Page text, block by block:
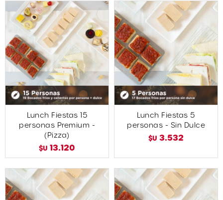
Lunch Fiestas 15
personas Premium -
(Pizza)
$U 13.120
Lunch Fiestas 5
personas - Sin Dulce
$U 3.532